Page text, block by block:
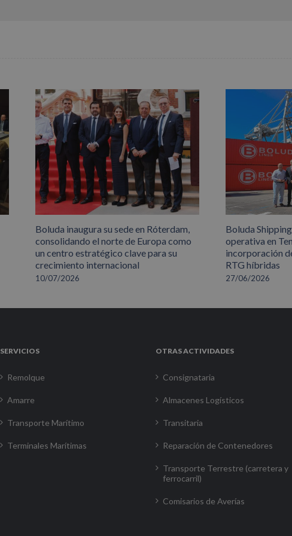
Boluda inaugura su sede en Róterdam,
consolidando el norte de Europa como
un centro estratégico clave para su
crecimiento internacional
10/07/2026
Boluda
operativa en
incorporación
RTG híbridas
27/06/2026
SERVICIOS
Remolque
Amarre
Transporte Marítimo
Terminales Marítimas
OTRAS ACTIVIDADES
Consignataria
Almacenes Logísticos
Transitaria
Reparación de Contenedores
Transporte Terrestre (carretera y
ferrocarril)
Comisarios de Averías